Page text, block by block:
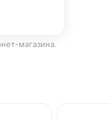
магазина.